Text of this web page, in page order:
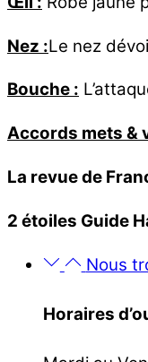
Nez :Le nez
Bouche :
Accords mets &
La revue de
2 étoiles Guide
Nous
Horaires